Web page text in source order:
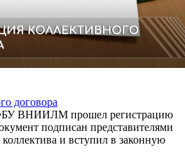
договора
ВНИИЛМ прошел регистрацию
подписан представителями
коллектива и вступил в законную